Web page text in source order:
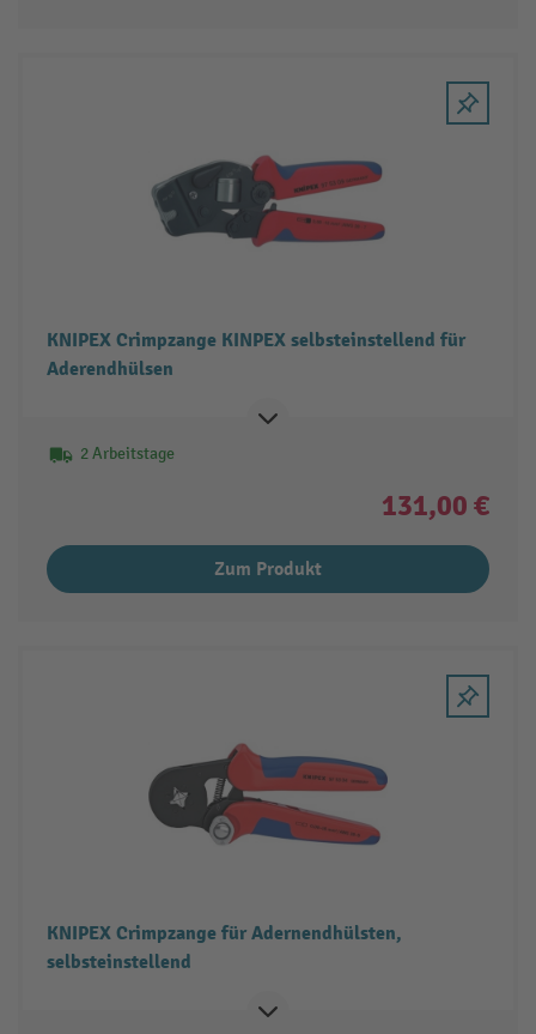
KNIPEX Crimpzange KINPEX selbsteinstellend für
Aderendhülsen
2 Arbeitstage
131,00 €
Zum Produkt
KNIPEX Crimpzange für Adernendhülsten,
selbsteinstellend